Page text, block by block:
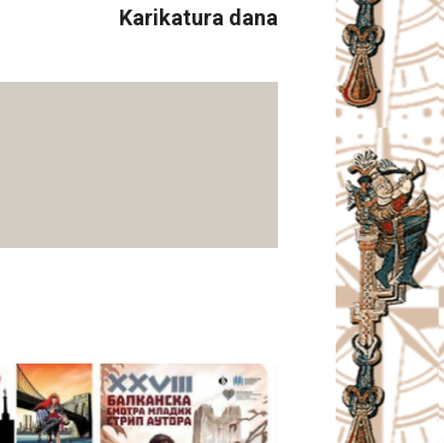
Karikatura dana